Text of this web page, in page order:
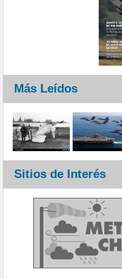
Más Leídos
Sitios de Interés